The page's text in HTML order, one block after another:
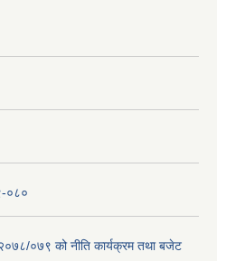
०८०
०७९ को नीति कार्यक्रम तथा बजेट